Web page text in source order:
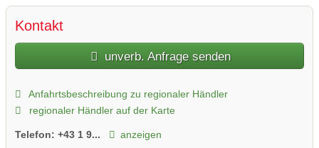
Kontakt
unverb. Anfrage senden
Anfahrtsbeschreibung zu regionaler Händler
regionaler Händler auf der Karte
Telefon: +43 1 9... anzeigen